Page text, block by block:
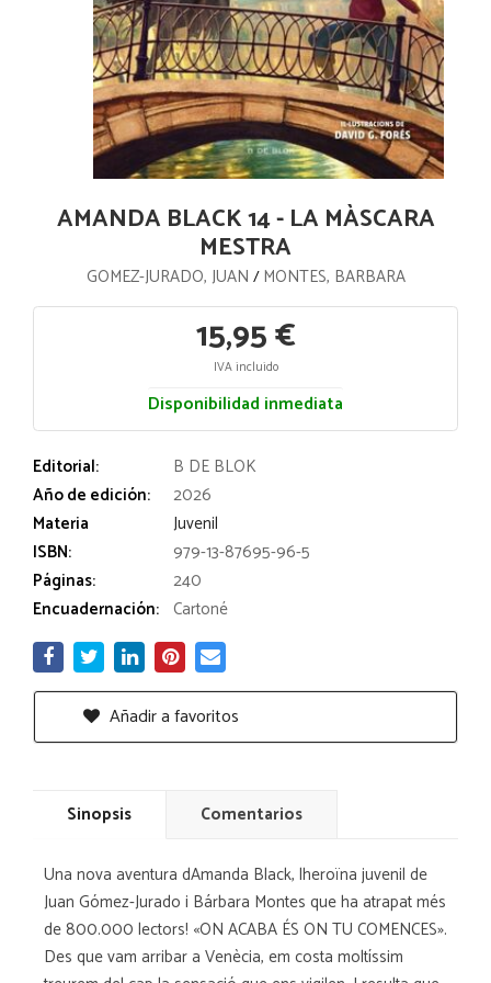
AMANDA BLACK 14 - LA MÀSCARA
MESTRA
GOMEZ-JURADO, JUAN /MONTES, BARBARA
15,95 €
IVA incluido
Disponibilidad inmediata
Editorial:
B DE BLOK
Año de edición:
2026
Materia
Juvenil
ISBN:
979-13-87695-96-5
Páginas:
240
Encuadernación: Cartoné
Añadir a favoritos
Sinopsis Comentarios
Una nova aventura dAmanda Black, lheroïna juvenil de
Juan Gómez-Jurado i Bárbara Montes que ha atrapat més
de 800.000 lectors! «ON ACABA ÉS ON TU COMENCES».
Des que vam arribar a Venècia, em costa moltíssim